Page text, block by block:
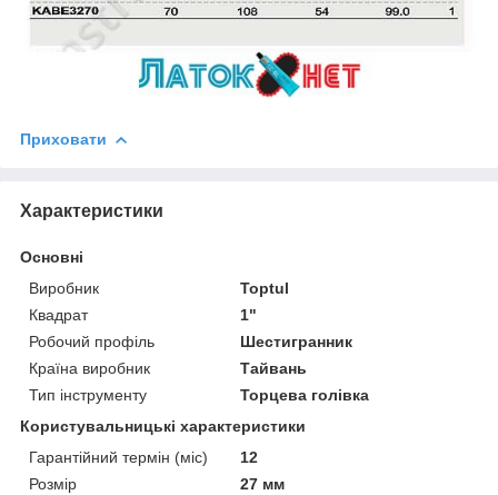
Приховати
Характеристики
Основні
Виробник
Toptul
Квадрат
1"
Робочий профіль
Шестигранник
Країна виробник
Тайвань
Тип інструменту
Торцева голівка
Користувальницькі характеристики
Гарантійний термін (міс)
12
Розмір
27 мм